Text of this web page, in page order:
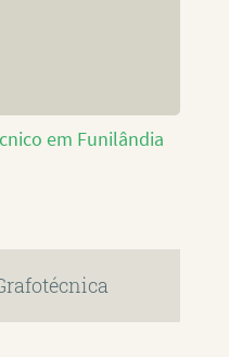
em Funilândia